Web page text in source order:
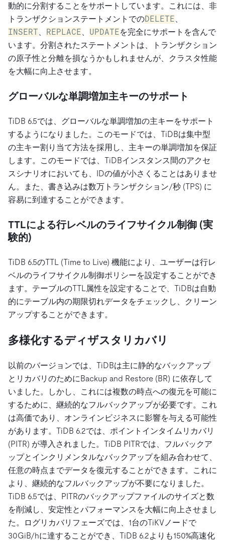
動的に分割することをサポートしています。これには、非
トランザクションステートメントでのDELETE
INSERT
REPLACE UPDATEを完全にサポートを含んで
います。分割されたステートメントは、トランザクション
の原子性と分離を損なうかもしれませんが、クラスタ性能
を大幅に向上させます。
グローバルな単調増加主キーのサポート
TiDB 6.5では、グローバルな単調増加の主キーをサポート
するようになりました。このモードでは、TiDBは集中型
の主キー割り当て方法を採用し、主キーの単調増加を保証
します。このモードでは、TiDBインスタンス間のアクセ
スシナリオにおいても、IDの値が小さくることはありませ
ん。また、書き込みは数万トランザクション/秒 (TPS) に
容易に到達することができます。
TTLによる行レベルのライフサイクル制御 (実
験的)
TiDB 6.5のTTL (Time to Live) 機能により、ユーザーは行レ
ベルのライフサイクル制御ポリシーを設定することができ
ます。テーブルのTTL属性を設定することで、TiDBは自動
的にテーブル内の期限切れデータをチェックし、クリーン
アップすることができます。
多様化するディザスタリカバリ
以前のバージョンでは、TiDBは主に静的なバックアップ
とリカバリのためにBackup and Restore (BR) に依存して
いました。しかし、これには複数の時点への復元を可能に
するために、継続的なフルバックアップが必要です。これ
は高価であり、オンラインビジネスに影響を与える可能性
があります。TiDB 6.2では、ポイントインタイムリカバリ
(PITR) が導入されました。TiDB PITRでは、フルバックア
ップとインクリメンタルなバックアップを組み合わせて、
任意の時点までデータを復元することができます。これに
より、継続的なフルバックアップが不要になりました。
TiDB 6.5では、PITRのバックアップファイルのサイズと数
を削減し、安定性とパフォーマンスを大幅に向上させまし
た。ログリカバリフェーズでは、1台のTiKVノードで
30GiB/hに達することができ、TiDB 6.2よりも150%高速化